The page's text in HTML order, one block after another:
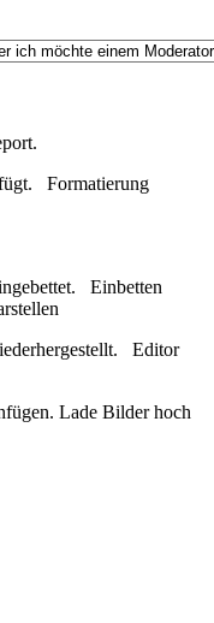
Formatierung
Einbetten
Editor
Lade Bilder hoch